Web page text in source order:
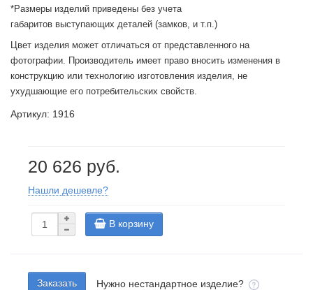
*Размеры изделий приведены без учета
габаритов выступающих деталей (замков, и т.п.)
Цвет изделия может отличаться от представленного на
фотографии. Производитель имеет право вносить изменения в
конструкцию или технологию изготовления изделия, не
ухудшающие его потребительских свойств.
Артикул: 1916
20 626 руб.
Нашли дешевле?
В корзину
Заказать Нужно нестандартное изделие?